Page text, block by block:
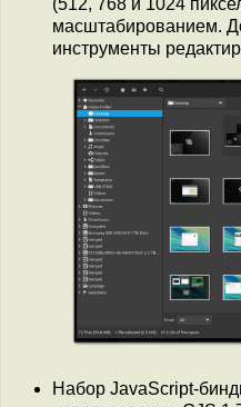
(512, 768 и 1024
масштабированием.
инструменты
Набор JavaScript-